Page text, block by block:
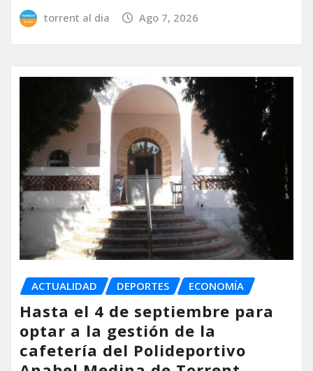
torrent al dia Ago 7, 2026
ACTUALIDAD DEPORTES ECONOMÍA
Hasta el 4 de septiembre para
optar a la gestión de la
cafetería del Polideportivo